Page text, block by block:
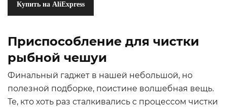
Купить на AliExpress
Приспособление для чистки
рыбной чешуи
Финальный гаджет в нашей небольшой, но
полезной подборке, поистине волшебная вещь.
Те, кто хоть раз сталкивались с процессом чистки